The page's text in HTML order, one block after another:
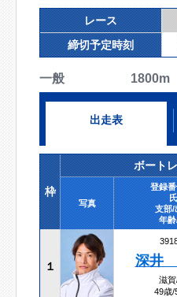
レース
締切予定時刻
一般 1800m
出走表
枠
ボート
写真
登録
支部/
年
１ 深
滋
49歳/